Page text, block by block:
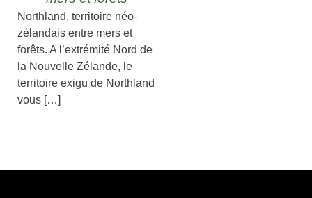
Northland, territoire néo-
zélandais entre mers et
forêts. A l’extrémité Nord de
la Nouvelle Zélande, le
territoire exigu de Northland
vous […]